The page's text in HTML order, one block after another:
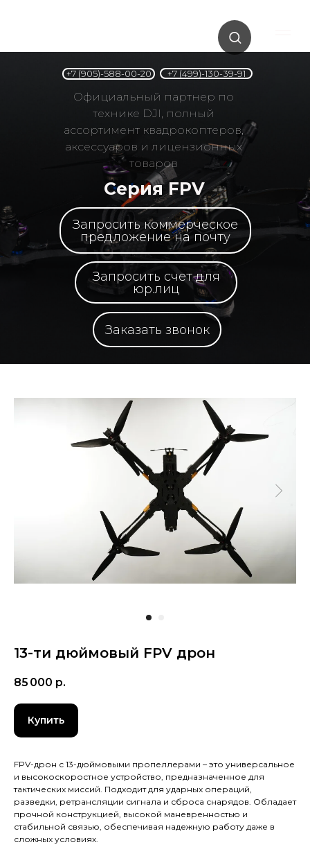
Серия FPV
Официальный партнер по
технике DJI, полный
ассортимент квадрокоптеров,
аксессуаров и лицензионных
товаров
Заказать звонок
Запросить коммерческое
предложение на почту
Запросить счет для
юр.лиц
+7 (499)-130-39-91
+7 (905)-588-00-20
13-ти дюймовый FPV дрон
85 000 р.
Купить
FPV-дрон с 13-дюймовыми пропеллерами – это универсальное
и высокоскоростное устройство, предназначенное для
тактических миссий. Подходит для ударных операций,
разведки, ретрансляции сигнала и сброса снарядов. Обладает
прочной конструкцией, высокой маневренностью и
стабильной связью, обеспечивая надежную работу даже в
сложных условиях.